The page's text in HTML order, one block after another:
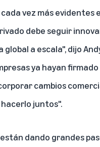
vez más evidentes
debe seguir
a escala", dijo
ya hayan
cambios
juntos".
dando grandes